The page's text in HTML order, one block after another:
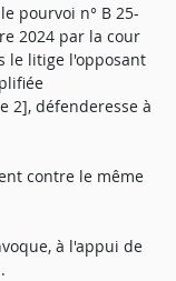
pourvoi n° B 25-
2024 par la cour
le litige l'opposant
2], défenderesse à
contre le même
à l'appui de